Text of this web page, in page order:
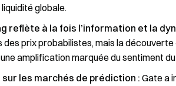
globale.
reflète à la fois l’information et la
des prix probabilistes, mais la
amplification marquée du sentiment
les marchés de prédiction :Gate a